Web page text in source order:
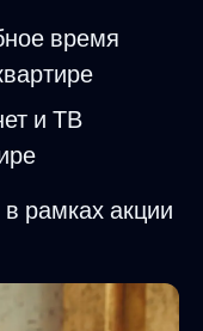
время
и ТВ
рамках акции